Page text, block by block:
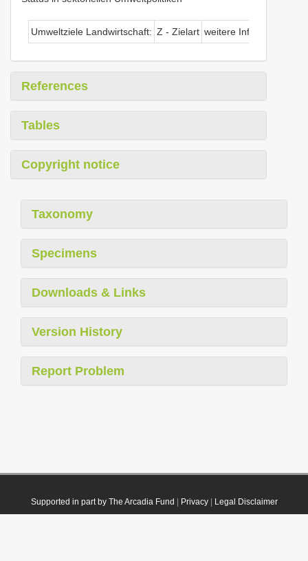
Umweltziele Landwirtschaft: Z - Zielart weitere Informationen
References
Tables
Copyright notice
Taxonomy
Specimens
Downloads & Links
Version History
Report Problem
Supported in part by The Arcadia Fund Privacy| Legal Disclaimer